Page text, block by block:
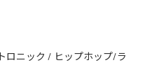
ロニック / ヒップホップ/ラ